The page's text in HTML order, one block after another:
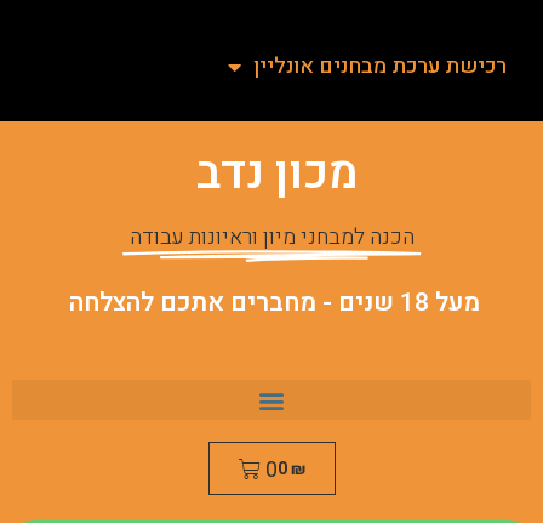
רכישת ערכת מבחנים אונליין
מכון נדב
הכנה למבחני מיון וראיונות עבודה
מעל 18 שנים - מחברים אתכם להצלחה
0₪
0